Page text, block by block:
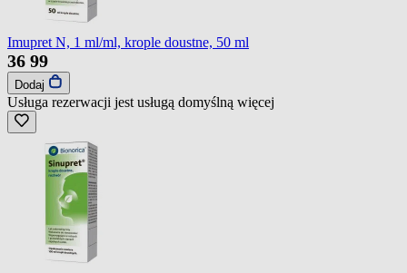
Imupret N, 1 ml/ml, krople doustne, 50 ml
36 99
Dodaj
Usługa rezerwacji jest usługą domyślną więcej